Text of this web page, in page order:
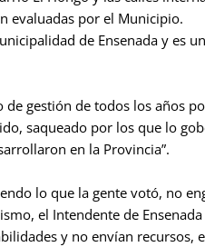
evaluadas por el Municipio.
de Ensenada y es
gestión de todos los años
saqueado por los que lo
en la Provincia”.
lo que la gente votó, no
el Intendente de
y no envían recursos,